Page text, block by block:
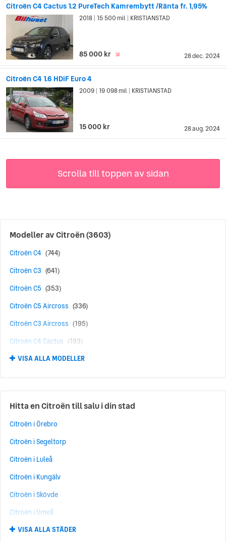
Citroën C4 Cactus 1.2 PureTech Kamrembytt /Ränta fr. 1,95%
28 dec. 2024
2018 15 500 mil KRISTIANSTAD
85 000 kr
Citroën C4 1.6 HDiF Euro 4
28 aug. 2024
2009 19 098 mil KRISTIANSTAD
15 000 kr
Scrolla till toppen av sidan
Modeller avCitroën(3603)
Citroën C4 (744)
Citroën C3 (641)
Citroën C5 (353)
Citroën C5 Aircross (336)
Citroën C3 Aircross (195)
Citroën C4 Cactus (193)
Citroën Grand C4 Picasso
Citroën C1 (169)
Citroën Berlingo (150)
Citroën C4 Picasso (99)
Citroën DS3 (54)
Citroën E-C3 Aircross
Citroën C4-X (48)
Citroën E-C3 (47)
Citroën C3 Picasso
Citroën DS5 (37)
Citroën SpaceTourer (34)
VISA ALLA MODELLER
Hitta en Citroën till salu i din stad
Citroën i Örebro
Citroën i Segeltorp
Citroën i Luleå
Citroën i Kungälv
Citroën i Skövde
Citroën i Umeå
Citroën i Norrköping
VISA ALLA STÄDER